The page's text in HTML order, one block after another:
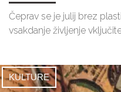
Čeprav se je julij brez
vsakdanje življenje
KULTURE